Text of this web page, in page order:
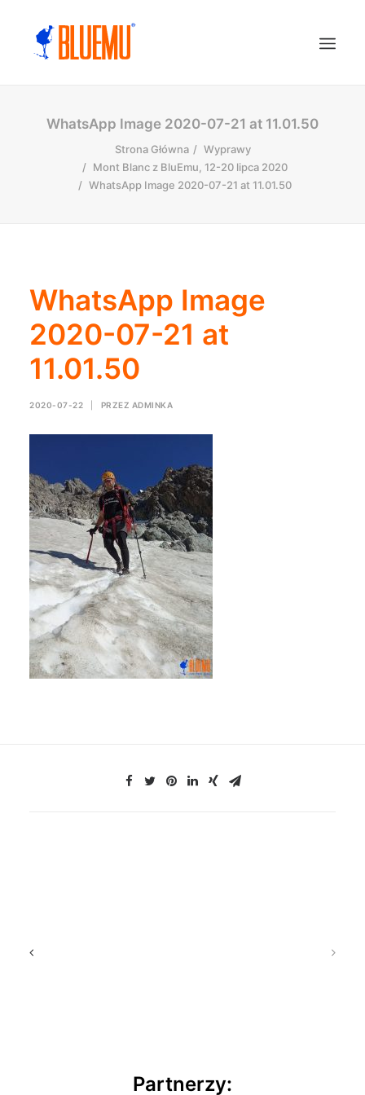
WhatsApp Image 2020-07-21 at 11.01.50
Strona Główna
Wyprawy
Mont Blanc z BluEmu, 12-20 lipca 2020
WhatsApp Image 2020-07-21 at 11.01.50
WhatsApp Image
2020-07-21 at
11.01.50
2020-07-22 PRZEZ ADMINKA
Partnerzy: